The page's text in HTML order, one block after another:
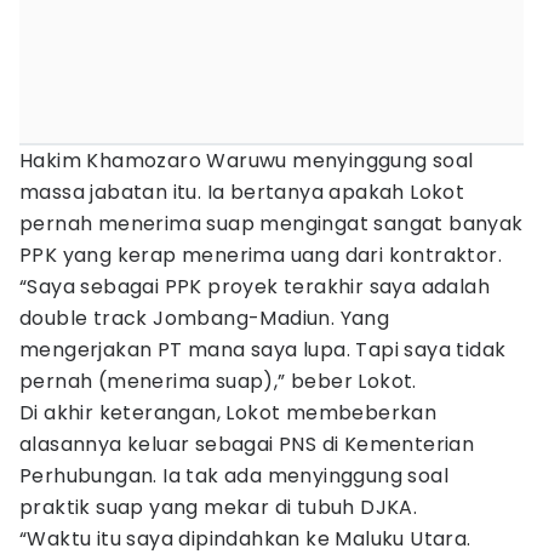
Hakim Khamozaro Waruwu menyinggung soal
massa jabatan itu. Ia bertanya apakah Lokot
pernah menerima suap mengingat sangat banyak
PPK yang kerap menerima uang dari kontraktor.
“Saya sebagai PPK proyek terakhir saya adalah
double track Jombang-Madiun. Yang
mengerjakan PT mana saya lupa. Tapi saya tidak
pernah (menerima suap),” beber Lokot.
Di akhir keterangan, Lokot membeberkan
alasannya keluar sebagai PNS di Kementerian
Perhubungan. Ia tak ada menyinggung soal
praktik suap yang mekar di tubuh DJKA.
“Waktu itu saya dipindahkan ke Maluku Utara.